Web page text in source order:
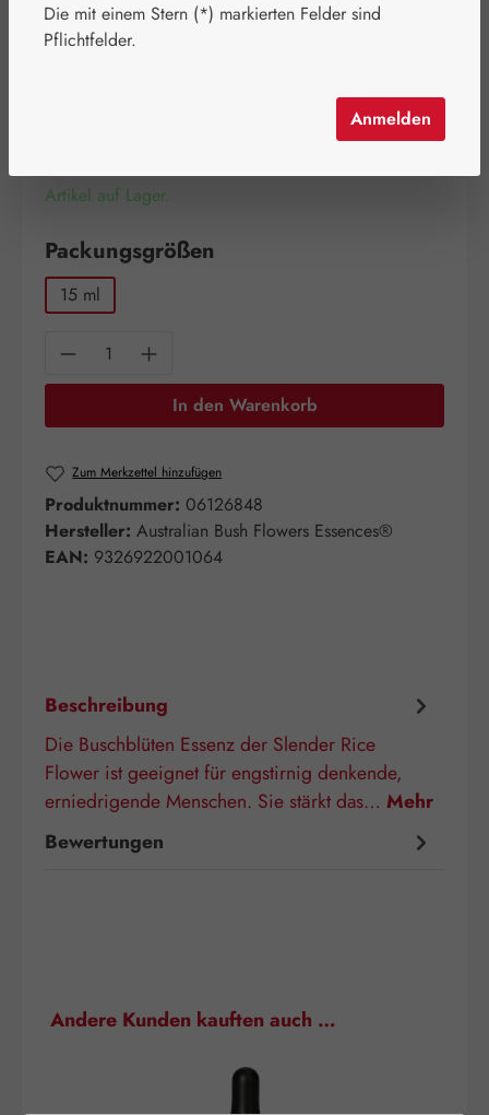
Artikel auf Lager.
Packungsgrößen
15 ml
Produkt Anzahl: Gib den gewünschten
In den Warenkorb
Zum Merkzettel hinzufügen
Produktnummer: 06126848
Hersteller: Australian Bush Flowers Essences®
EAN: 9326922001064
Beschreibung
Die Buschblüten Essenz der Slender Rice
Flower ist geeignet für engstirnig denkende,
erniedrigende Menschen. Sie stärkt das… Mehr
Bewertungen
Produktgalerie überspringen
Andere Kunden kauften auch …
Die mit einem Stern (*) markierten Felder sind
Pflichtfelder.
Anmelden